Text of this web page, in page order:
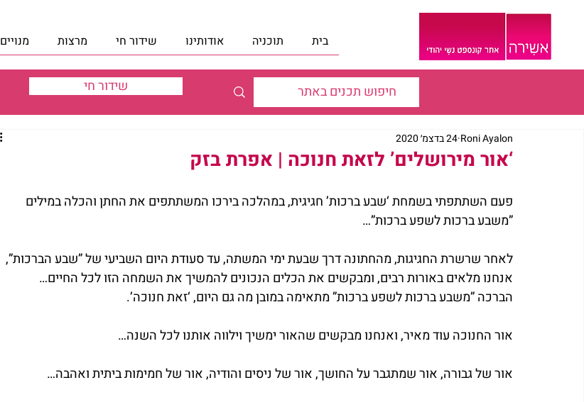
בית תוכניה אודותינו שידור חי מרצות מנויים
שידור חי
‘אור מירושלים’ לזאת חנוכה | אפרת בזק
Roni Ayalon 24 בדצמ׳ 2020
פעם השתתפתי בשמחת ‘שבע ברכות’ חגיגית, במהלכה בירכו המשתתפים את החתן והכלה במילים
”משבע ברכות לשפע ברכות”…
לאחר שרשרת החגיגות, מהחתונה דרך שבעת ימי המשתה, עד סעודת היום השביעי של ”שבע הברכות”,
אנחנו מלאים באורות רבים, ומבקשים את הכלים הנכונים להמשיך את השמחה הזו לכל החיים…
הברכה ”משבע ברכות לשפע ברכות” מתאימה במובן מה גם היום, ‘זאת חנוכה’.
אור החנוכה עוד מאיר, ואנחנו מבקשים שהאור ימשיך וילווה אותנו לכל השנה…
אור של גבורה, אור שמתגבר על החושך, אור של ניסים והודיה, אור של חמימות ביתית ואהבה…